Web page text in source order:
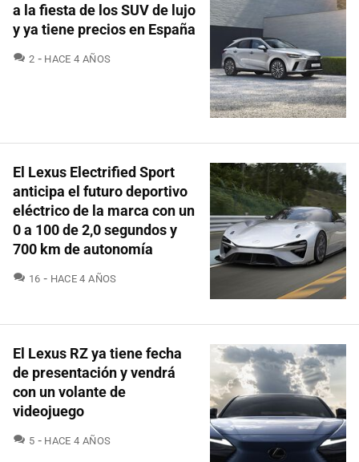
a la fiesta de los SUV de lujo
y ya tiene precios en España
2 COMENTARIOS
HACE 4 AÑOS
El Lexus Electrified Sport
anticipa el futuro deportivo
eléctrico de la marca con un
0 a 100 de 2,0 segundos y
700 km de autonomía
16 COMENTARIOS
HACE 4 AÑOS
El Lexus RZ ya tiene fecha
de presentación y vendrá
con un volante de
videojuego
5 COMENTARIOS
HACE 4 AÑOS